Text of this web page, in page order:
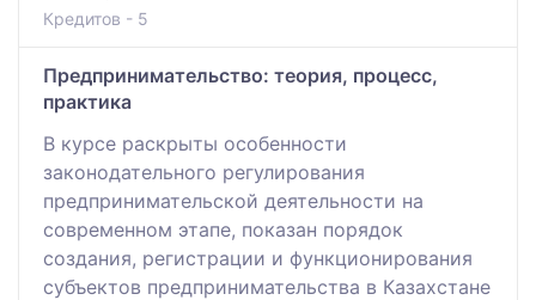
Кредитов - 5
Предпринимательство: теория, процесс,
практика
В курсе раскрыты особенности
законодательного регулирования
предпринимательской деятельности на
современном этапе, показан порядок
создания, регистрации и функционирования
субъектов предпринимательства в Казахстане